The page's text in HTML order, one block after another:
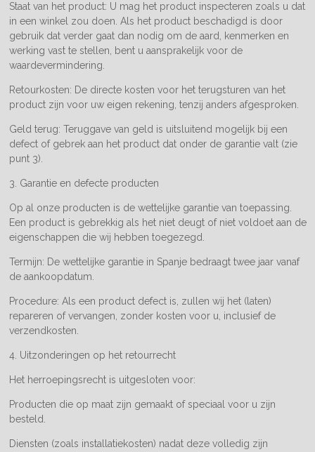
Staat van het product: U mag het product inspecteren zoals u dat
in een winkel zou doen. Als het product beschadigd is door
gebruik dat verder gaat dan nodig om de aard, kenmerken en
werking vast te stellen, bent u aansprakelijk voor de
waardevermindering.
Retourkosten: De directe kosten voor het terugsturen van het
product zijn voor uw eigen rekening, tenzij anders afgesproken.
Geld terug: Teruggave van geld is uitsluitend mogelijk bij een
defect of gebrek aan het product dat onder de garantie valt (zie
punt 3).
3. Garantie en defecte producten
Op al onze producten is de wettelijke garantie van toepassing.
Een product is gebrekkig als het niet deugt of niet voldoet aan de
eigenschappen die wij hebben toegezegd.
Termijn: De wettelijke garantie in Spanje bedraagt twee jaar vanaf
de aankoopdatum.
Procedure: Als een product defect is, zullen wij het (laten)
repareren of vervangen, zonder kosten voor u, inclusief de
verzendkosten.
4. Uitzonderingen op het retourrecht
Het herroepingsrecht is uitgesloten voor:
Producten die op maat zijn gemaakt of speciaal voor u zijn
besteld.
Diensten (zoals installatiekosten) nadat deze volledig zijn